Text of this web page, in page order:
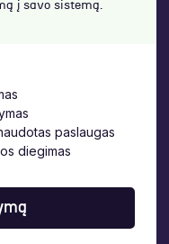
į savo sistemą.
paslaugas
diegimas